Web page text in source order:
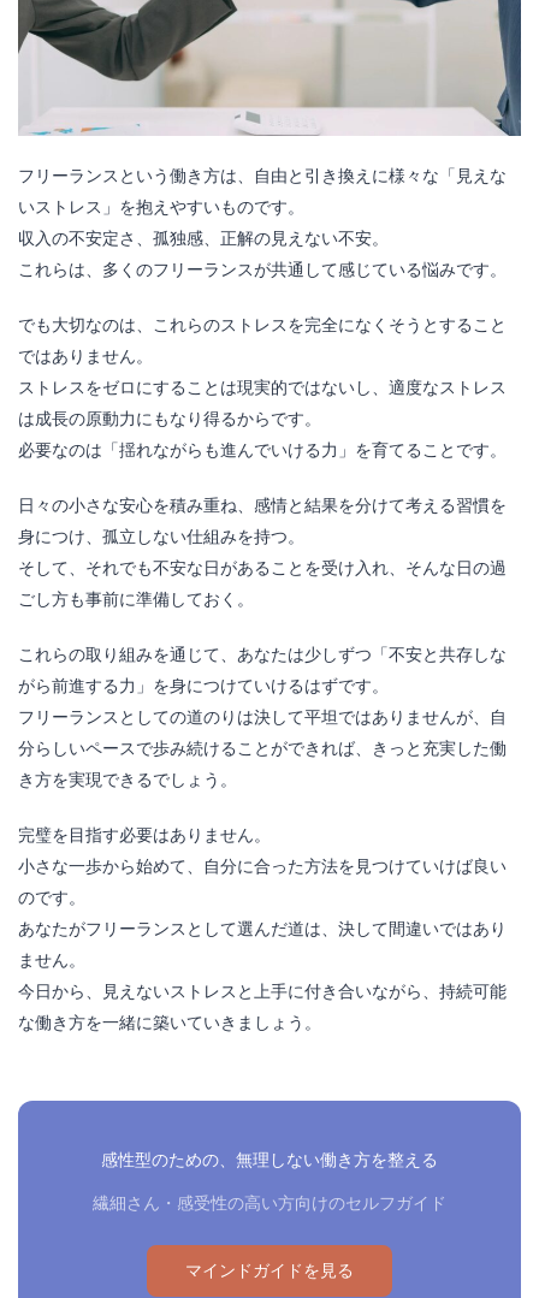
フリーランスという働き方は、自由と引き換えに様々な「見えな
いストレス」を抱えやすいものです。
収入の不安定さ、孤独感、正解の見えない不安。
これらは、多くのフリーランスが共通して感じている悩みです。
でも大切なのは、これらのストレスを完全になくそうとすること
ではありません。
ストレスをゼロにすることは現実的ではないし、適度なストレス
は成長の原動力にもなり得るからです。
必要なのは「揺れながらも進んでいける力」を育てることです。
日々の小さな安心を積み重ね、感情と結果を分けて考える習慣を
身につけ、孤立しない仕組みを持つ。
そして、それでも不安な日があることを受け入れ、そんな日の過
ごし方も事前に準備しておく。
これらの取り組みを通じて、あなたは少しずつ「不安と共存しな
がら前進する力」を身につけていけるはずです。
フリーランスとしての道のりは決して平坦ではありませんが、自
分らしいペースで歩み続けることができれば、きっと充実した働
き方を実現できるでしょう。
完璧を目指す必要はありません。
小さな一歩から始めて、自分に合った方法を見つけていけば良い
のです。
あなたがフリーランスとして選んだ道は、決して間違いではあり
ません。
今日から、見えないストレスと上手に付き合いながら、持続可能
な働き方を一緒に築いていきましょう。
感性型のための、無理しない働き方を整える
繊細さん・感受性の高い方向けのセルフガイド
マインドガイドを見る